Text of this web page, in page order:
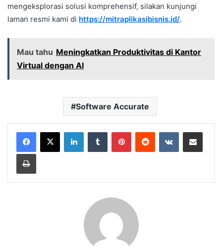
mengeksplorasi solusi komprehensif, silakan kunjungi
laman resmi kami di https://mitraplikasibisnis.id/.
Mau tahu Meningkatkan Produktivitas di Kantor
Virtual dengan AI
Software Accurate
LinkedInTumblr PinterestReddit VKontakteShare via Email
Print